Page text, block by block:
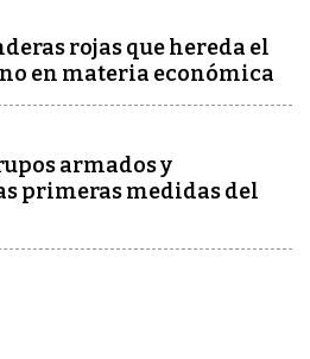
rojas que hereda el
en materia económica
armados y
primeras medidas del